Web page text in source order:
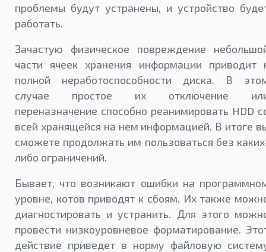
проблемы будут устранены, и устройство
работать.
Зачастую физическое повреждение
части ячеек хранения информации приводит
полной неработоспособности диска. В
случае простое их отключение
переназначение способно реанимировать HDD
всей хранящейся на нем информацией. В итоге
сможете продолжать им пользоваться без
либо ограничений.
Бывает, что возникают ошибки на
уровне, котов приводят к сбоям. Их также
диагностировать и устранить. Для этого
провести низкоуровневое форматирование.
действие приведет в норму файловую